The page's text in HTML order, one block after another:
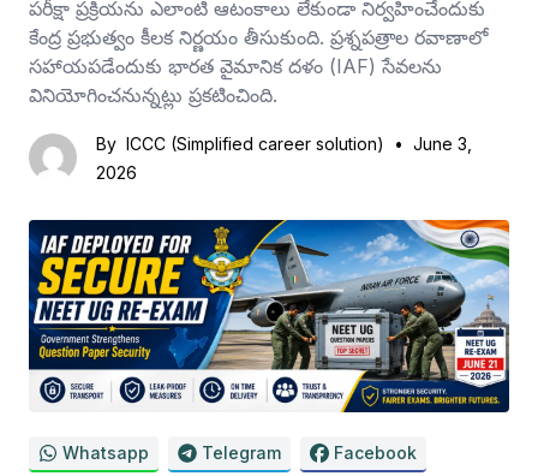
పరీక్షా ప్రక్రియను ఎలాంటి ఆటంకాలు లేకుండా నిర్వహించేందుకు
కేంద్ర ప్రభుత్వం కీలక నిర్ణయం తీసుకుంది. ప్రశ్నపత్రాల రవాణాలో
సహాయపడేందుకు భారత వైమానిక దళం (IAF) సేవలను
వినియోగించనున్నట్లు ప్రకటించింది.
By ICCC (Simplified career solution) • June 3,
2026
Whatsapp Telegram Facebook